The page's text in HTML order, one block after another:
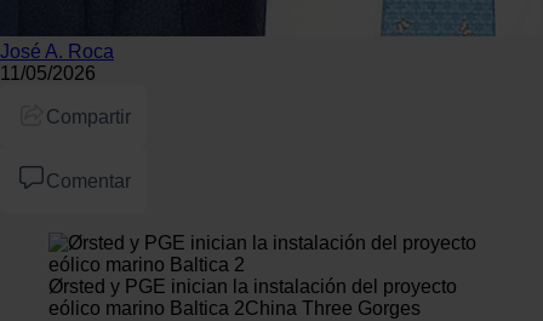
José A. Roca
11/05/2026
Compartir
Comentar
Ørsted y PGE inician la instalación del proyecto
eólico marino Baltica 2China Three Gorges